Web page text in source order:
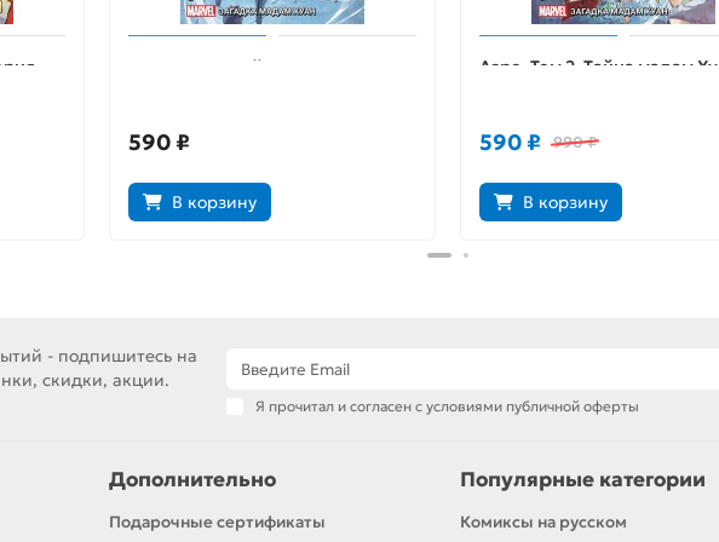
Аэро. Том 2. Тайна мадам Хуан
590 ₽
В корзину
Аэро. Том 2. Тайна мадам
590 ₽ 990 ₽
В корзину
- подпишитесь на
скидки, акции.
Я прочитал и согласен с условиями публичной оферты
Дополнительно
Подарочные сертификаты
Популярные категории
Комиксы на русском